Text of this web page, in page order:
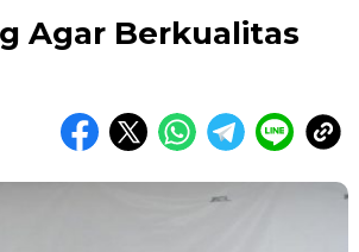
Agar Berkualitas